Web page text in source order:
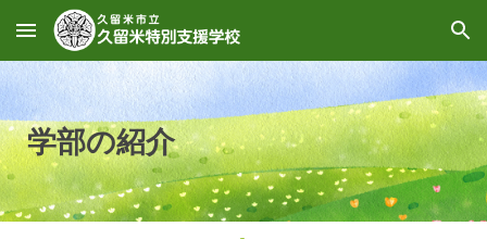
Skip to main content Skip to navigation
学部の紹介